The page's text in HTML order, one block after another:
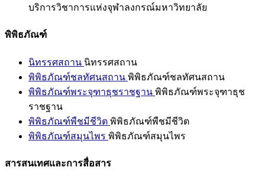
บริการวิชาการแห่งจุฬาลงกรณ์มหาวิทยาลัย
พิพิธภัณฑ์
นิทรรศสถาน นิทรรศสถาน
พิพิธภัณฑ์ชลทัศนสถาน พิพิธภัณฑ์ชลทัศนสถาน
พิพิธภัณฑ์พระจุฑาธุชราชฐาน พิพิธภัณฑ์พระจุฑาธุช
ราชฐาน
พิพิธภัณฑ์พืชมีชีวิต พิพิธภัณฑ์พืชมีชีวิต
พิพิธภัณฑ์สมุนไพร พิพิธภัณฑ์สมุนไพร
สารสนเทศและการสื่อสาร